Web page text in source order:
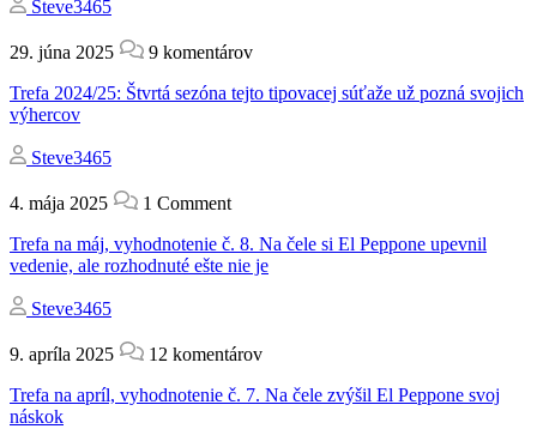
Steve3465
29. júna 2025
9 komentárov
Trefa 2024/25: Štvrtá sezóna tejto tipovacej súťaže už pozná svojich
výhercov
Steve3465
4. mája 2025
1 Comment
Trefa na máj, vyhodnotenie č. 8. Na čele si El Peppone upevnil
vedenie, ale rozhodnuté ešte nie je
Steve3465
9. apríla 2025
12 komentárov
Trefa na apríl, vyhodnotenie č. 7. Na čele zvýšil El Peppone svoj
náskok